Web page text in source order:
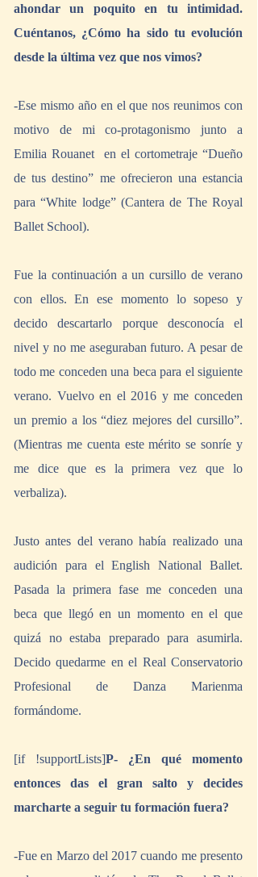
ahondar un poquito en tu intimidad.
Cuéntanos, ¿Cómo ha sido tu evolución
desde la última vez que nos vimos?
-Ese mismo año en el que nos reunimos con
motivo de mi co-protagonismo junto a
Emilia Rouanet  en el cortometraje “Dueño
de tus destino” me ofrecieron una estancia
para “White lodge” (Cantera de The Royal
Ballet School).
Fue la continuación a un cursillo de verano
con ellos. En ese momento lo sopeso y
decido descartarlo porque desconocía el
nivel y no me aseguraban futuro. A pesar de
todo me conceden una beca para el siguiente
verano. Vuelvo en el 2016 y me conceden
un premio a los “diez mejores del cursillo”.
(Mientras me cuenta este mérito se sonríe y
me dice que es la primera vez que lo
verbaliza).
Justo antes del verano había realizado una
audición para el English National Ballet.
Pasada la primera fase me conceden una
beca que llegó en un momento en el que
quizá no estaba preparado para asumirla.
Decido quedarme en el Real Conservatorio
Profesional de Danza Marienma
formándome.
[if !supportLists]P- ¿En qué momento
entonces das el gran salto y decides
marcharte a seguir tu formación fuera?
-Fue en Marzo del 2017 cuando me presento